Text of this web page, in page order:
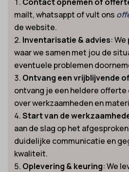
mailt, whatsappt of vult ons
de website.
Inventarisatie & advies:
waar we samen met jou de
eventuele problemen
Ontvang een vrijblijvende
ontvang je een heldere
over werkzaamheden en
Start van de
aan de slag op het
duidelijke communicatie en
kwaliteit.
Oplevering & keuring: We